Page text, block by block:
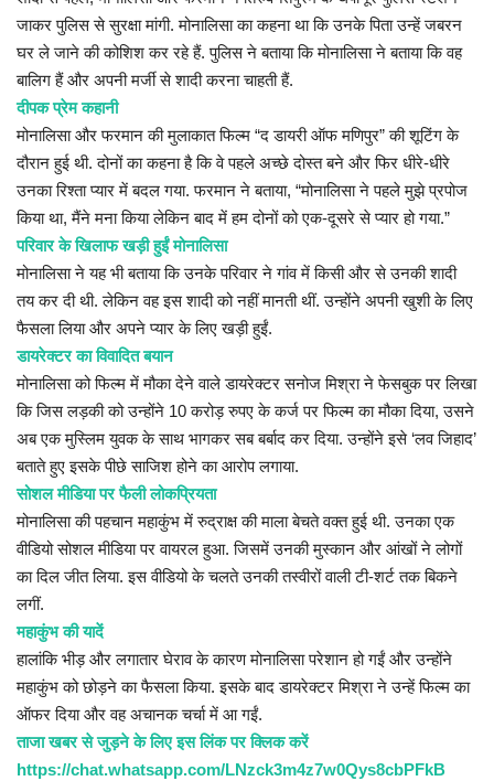
जाकर पुलिस से सुरक्षा मांगी. मोनालिसा का कहना था कि उनके पिता उन्हें जबरन
घर ले जाने की कोशिश कर रहे हैं. पुलिस ने बताया कि मोनालिसा ने बताया कि वह
बालिग हैं और अपनी मर्जी से शादी करना चाहती हैं.
दीपक प्रेम कहानी
मोनालिसा और फरमान की मुलाकात फिल्म “द डायरी ऑफ मणिपुर” की शूटिंग के
दौरान हुई थी. दोनों का कहना है कि वे पहले अच्छे दोस्त बने और फिर धीरे-धीरे
उनका रिश्ता प्यार में बदल गया. फरमान ने बताया, “मोनालिसा ने पहले मुझे प्रपोज
किया था, मैंने मना किया लेकिन बाद में हम दोनों को एक-दूसरे से प्यार हो गया.”
परिवार के खिलाफ खड़ी हुईं मोनालिसा
मोनालिसा ने यह भी बताया कि उनके परिवार ने गांव में किसी और से उनकी शादी
तय कर दी थी. लेकिन वह इस शादी को नहीं मानती थीं. उन्होंने अपनी खुशी के लिए
फैसला लिया और अपने प्यार के लिए खड़ी हुईं.
डायरेक्टर का विवादित बयान
मोनालिसा को फिल्म में मौका देने वाले डायरेक्टर सनोज मिश्रा ने फेसबुक पर लिखा
कि जिस लड़की को उन्होंने 10 करोड़ रुपए के कर्ज पर फिल्म का मौका दिया, उसने
अब एक मुस्लिम युवक के साथ भागकर सब बर्बाद कर दिया. उन्होंने इसे ‘लव जिहाद’
बताते हुए इसके पीछे साजिश होने का आरोप लगाया.
सोशल मीडिया पर फैली लोकप्रियता
मोनालिसा की पहचान महाकुंभ में रुद्राक्ष की माला बेचते वक्त हुई थी. उनका एक
वीडियो सोशल मीडिया पर वायरल हुआ. जिसमें उनकी मुस्कान और आंखों ने लोगों
का दिल जीत लिया. इस वीडियो के चलते उनकी तस्वीरों वाली टी-शर्ट तक बिकने
लगीं.
महाकुंभ की यादें
हालांकि भीड़ और लगातार घेराव के कारण मोनालिसा परेशान हो गईं और उन्होंने
महाकुंभ को छोड़ने का फैसला किया. इसके बाद डायरेक्टर मिश्रा ने उन्हें फिल्म का
ऑफर दिया और वह अचानक चर्चा में आ गईं.
ताजा खबर से जुड़ने के लिए इस लिंक पर क्लिक करें
https://chat.whatsapp.com/LNzck3m4z7w0Qys8cbPFkB